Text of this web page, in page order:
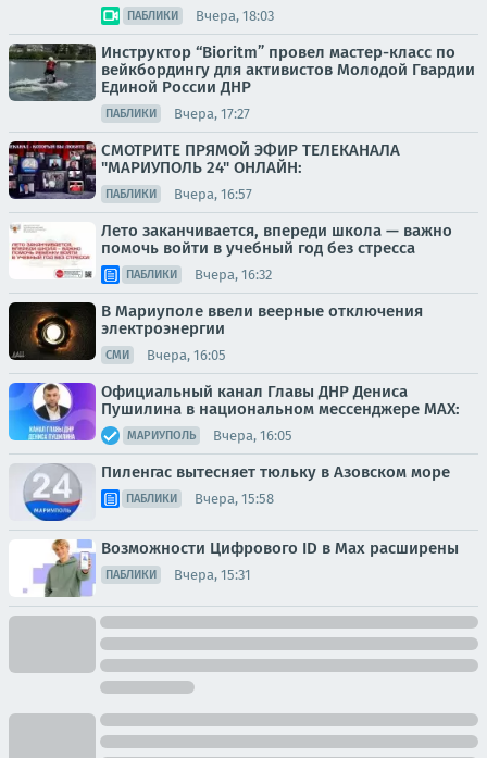
ПАБЛИКИ Вчера, 18:03
Инструктор “Bioritm” провел мастер-класс по
вейкбордингу для активистов Молодой Гвардии
Единой России ДНР
ПАБЛИКИ Вчера, 17:27
СМОТРИТЕ ПРЯМОЙ ЭФИР ТЕЛЕКАНАЛА
"МАРИУПОЛЬ 24" ОНЛАЙН:
ПАБЛИКИ Вчера, 16:57
Лето заканчивается, впереди школа — важно
помочь войти в учебный год без стресса
ПАБЛИКИ Вчера, 16:32
В Мариуполе ввели веерные отключения
электроэнергии
СМИ Вчера, 16:05
Официальный канал Главы ДНР Дениса
Пушилина в национальном мессенджере MAX:
МАРИУПОЛЬ Вчера, 16:05
Пиленгас вытесняет тюльку в Азовском море
ПАБЛИКИ Вчера, 15:58
Возможности Цифрового ID в Мах расширены
ПАБЛИКИ Вчера, 15:31